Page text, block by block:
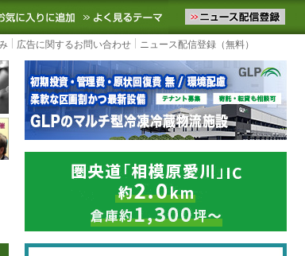
最新の物流ニュースをお届けします。物流ニュー
お気に入りに追加 よく見るテーマ
広告に関するお問い合わせ ニュース配信登録（無料）